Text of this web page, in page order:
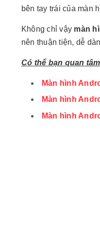
bên tay trái của màn
Không chỉ vậy màn
nên thuận tiện, dễ
Có thể bạn quan
Màn hình
Màn hình
Màn hình